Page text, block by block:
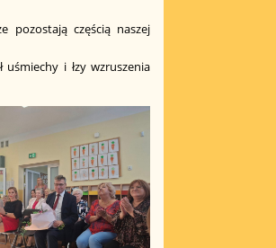
pozostają częścią naszej
uśmiechy i łzy wzruszenia